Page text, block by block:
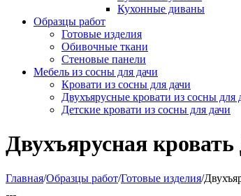
Кухонные диваны
Образцы работ
Готовые изделия
Обивочные ткани
Стеновые панели
Мебель из сосны для дачи
Кровати из сосны для дачи
Двухъярусные кровати из сосны для
Детские кровати из сосны для дачи
Двухъярусная
Главная/Образцы работ/Готовые изделия/